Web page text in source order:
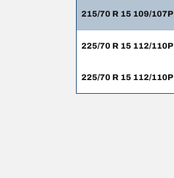
215/70 R 15 109/107P
225/70 R 15 112/110P
225/70 R 15 112/110P